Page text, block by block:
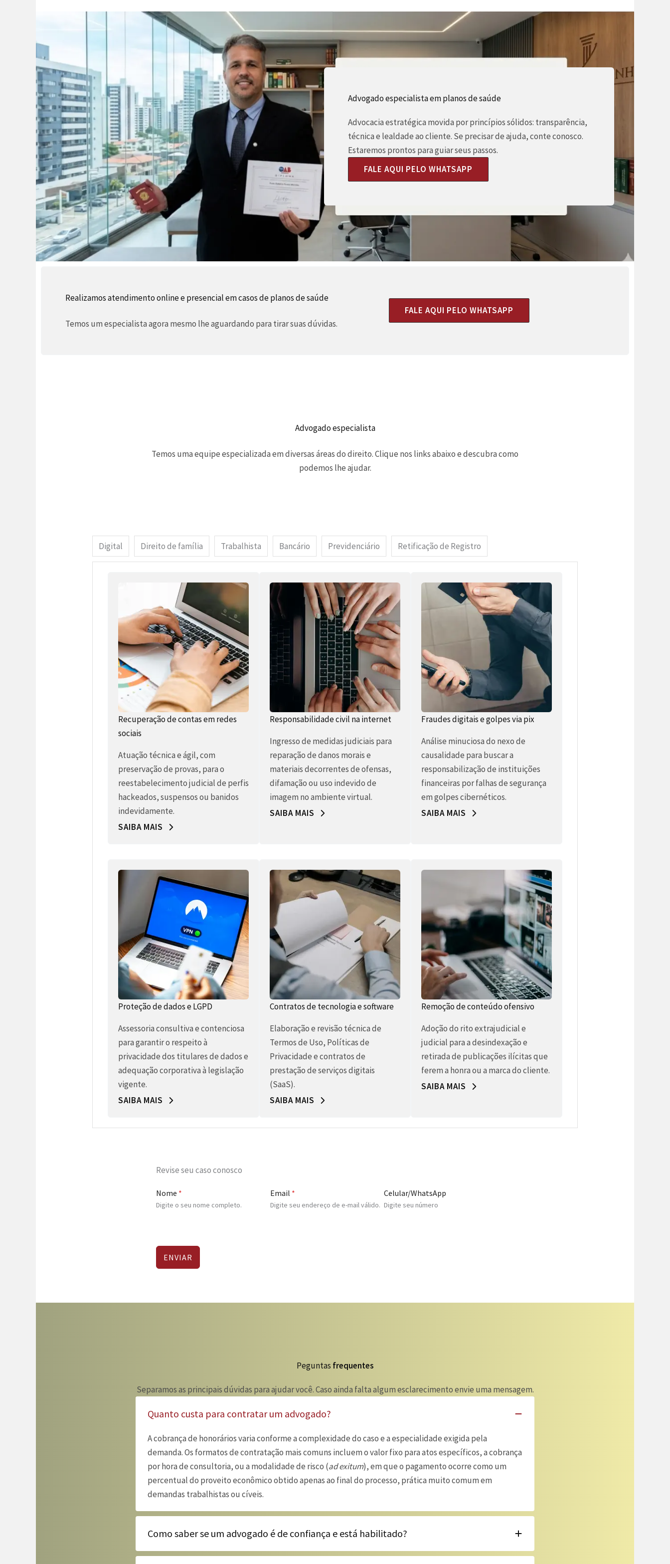
Advogado especialista em planos de saúde
Advocacia estratégica movida por princípios sólidos: transparência,
técnica e lealdade ao cliente. Se precisar de ajuda, conte conosco.
Estaremos prontos para guiar seus passos.
FALE AQUI PELO WHATSAPP
Realizamos atendimento online e presencial em casos de planos de saúde
Temos um especialista agora mesmo lhe aguardando para tirar suas dúvidas.
FALE AQUI PELO WHATSAPP
Advogado especialista
Temos uma equipe especializada em diversas áreas do direito. Clique nos links abaixo e descubra como
podemos lhe ajudar.
Digital Direito de família Trabalhista Bancário Previdenciário Retificação de Registro
Recuperação de contas em redes
sociais
Atuação técnica e ágil, com
preservação de provas, para o
reestabelecimento judicial de perfis
hackeados, suspensos ou banidos
indevidamente.
SAIBA MAIS
Responsabilidade civil na internet
Ingresso de medidas judiciais para
reparação de danos morais e
materiais decorrentes de ofensas,
difamação ou uso indevido de
imagem no ambiente virtual.
SAIBA MAIS
Fraudes digitais e golpes via pix
Análise minuciosa do nexo de
causalidade para buscar a
responsabilização de instituições
financeiras por falhas de segurança
em golpes cibernéticos.
SAIBA MAIS
Proteção de dados e LGPD
Assessoria consultiva e contenciosa
para garantir o respeito à
privacidade dos titulares de dados e
adequação corporativa à legislação
vigente.
SAIBA MAIS
Contratos de tecnologia e software
Elaboração e revisão técnica de
Termos de Uso, Políticas de
Privacidade e contratos de
prestação de serviços digitais
(SaaS).
SAIBA MAIS
Remoção de conteúdo ofensivo
Adoção do rito extrajudicial e
judicial para a desindexação e
retirada de publicações ilícitas que
ferem a honra ou a marca do cliente.
SAIBA MAIS
Revise seu caso conosco
Nome *
Digite o seu nome completo.
Email *
Digite seu endereço de e-mail válido.
Celular/WhatsApp
Digite seu número
ENVIAR
Peguntas frequentes
Separamos as principais dúvidas para ajudar você. Caso ainda falta algum esclarecimento envie uma mensagem.
Quanto custa para contratar um advogado?
A cobrança de honorários varia conforme a complexidade do caso e a especialidade exigida pela
demanda. Os formatos de contratação mais comuns incluem o valor fixo para atos específicos, a cobrança
por hora de consultoria, ou a modalidade de risco (ad exitum), em que o pagamento ocorre como um
percentual do proveito econômico obtido apenas ao final do processo, prática muito comum em
demandas trabalhistas ou cíveis.
Como saber se um advogado é de confiança e está habilitado?